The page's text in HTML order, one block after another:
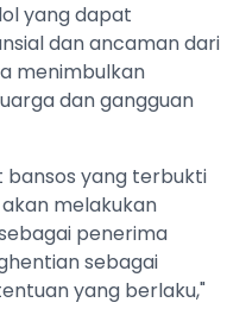
yang dapat
dan ancaman dari
menimbulkan
dan gangguan
yang terbukti
melakukan
penerima
sebagai
yang berlaku,"